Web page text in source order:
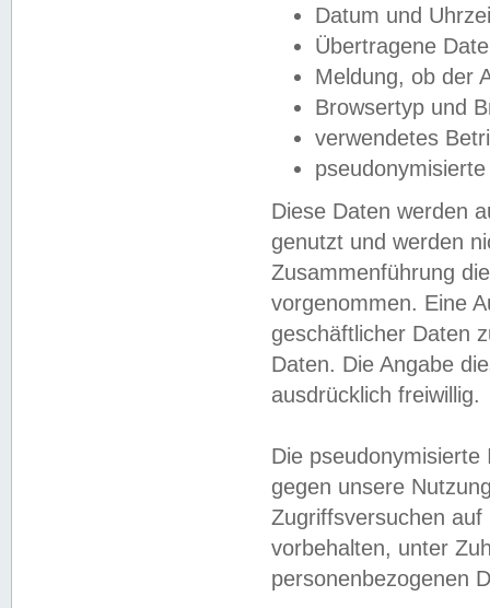
Datum und
Übertragene
Meldung, ob der
Browsertyp und
verwendetes
Diese Daten werden
genutzt und werden
Zusammenführung
vorgenommen. Eine
geschäftlicher Daten
Daten. Die Angabe
ausdrücklich freiwillig.
Die
gegen unsere
Zugriffsversuchen
vorbehalten, unter
personenbezogenen